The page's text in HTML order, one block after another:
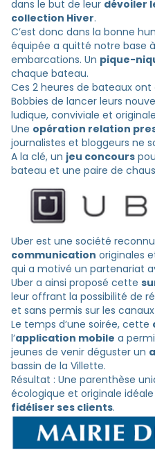
dans le but de leur dévoiler
collection Hiver.
C’est donc dans la bonne
équipée a quitté notre base
embarcations. Un pique-
chaque bateau.
Ces 2 heures de bateaux
Bobbies de lancer leurs
ludique, conviviale et
Une opération relation
journalistes et bloggeurs ne
A la clé, un jeu concours
bateau et une paire de
Uber est une société
communication originales
qui a motivé un partenariat
Uber a ainsi proposé cette
leur offrant la possibilité de
et sans permis sur les canaux
Le temps d’une soirée, cette
l’application mobile a
jeunes de venir déguster un
bassin de la Villette.
Résultat : Une parenthèse
écologique et originale
fidéliser ses clients.